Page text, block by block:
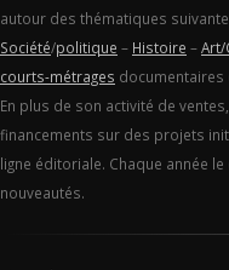
autour des thématiques
Société/politique – Histoire –Art/
courts-métrages documentaires
En plus de son activité de
financements sur des projets
ligne éditoriale. Chaque année le
nouveautés.